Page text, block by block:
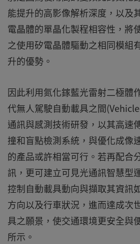
能提升的高影像解析深度，以及
電晶體的單晶化製程相容性，將
之使用矽電晶體驅動之相同模組
升的優勢。
因此利用氮化鎵藍光雷射二極體
代無人駕駛自動載具之間
通訊與感測技術研發，以其高速
撞和盲點檢測系統，與優化成像
的產品或許相當可行。若再配合
訊，更可建立可見光通訊智慧型
控制自動載具動向與擷取其資訊
方向以及行車狀況，進而達成次
具之願景，使交通環境更安全與
所示。